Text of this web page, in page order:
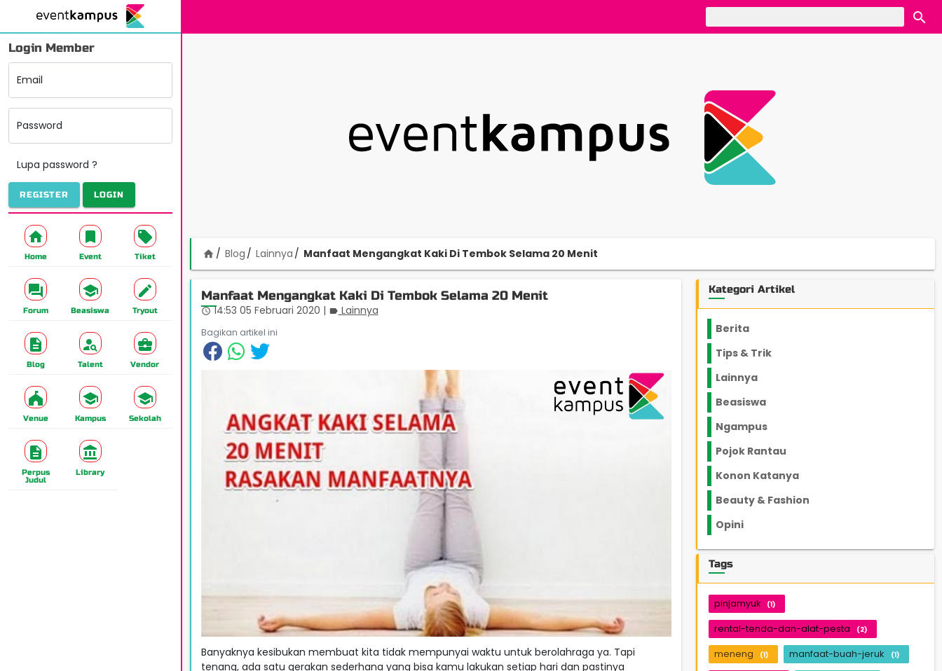
Login Member
Email
Password
Lupa password ?
REGISTER LOGIN
Home Event Tiket
Forum Beasiswa Tryout
Blog Talent Vendor
Venue Kampus Sekolah
Perpus
Judul
Library
home Blog Lainnya Manfaat Mengangkat Kaki Di Tembok Selama 20 Menit
Manfaat Mengangkat Kaki Di Tembok Selama 20 Menit
access_time 14:53 05 Februari 2020 | label Lainnya
Bagikan artikel ini
Banyaknya kesibukan membuat kita tidak mempunyai waktu untuk berolahraga ya. Tapi
tenang, ada satu gerakan sederhana yang bisa kamu lakukan setiap hari dan pastinya
Kategori Artikel
Berita
Tips & Trik
Lainnya
Beasiswa
Ngampus
Pojok Rantau
Konon Katanya
Beauty & Fashion
Opini
Tags
pinjamyuk (1)
rental-tenda-dan-alat-pesta (2)
meneng (1) manfaat-buah-jeruk (1)